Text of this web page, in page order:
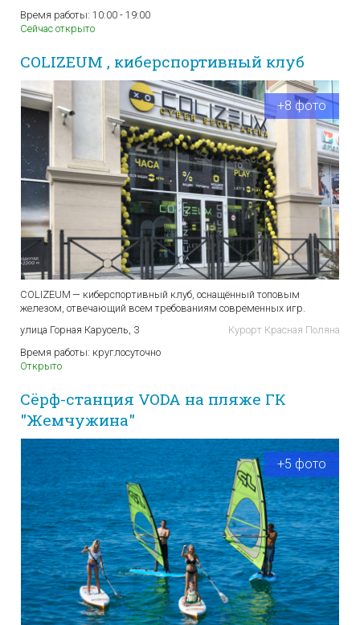
Время работы: 10:00 - 19:00
Сейчас открыто
COLIZEUM , киберспортивный клуб
+8 фото
COLIZEUM — киберспортивный клуб, оснащённый топовым
железом, отвечающий всем требованиям современных игр.
улица Горная Карусель, 3
Курорт Красная Поляна
Время работы: круглосуточно
Открыто
Cёрф-станция VODA на пляже ГК
"Жемчужина"
+5 фото